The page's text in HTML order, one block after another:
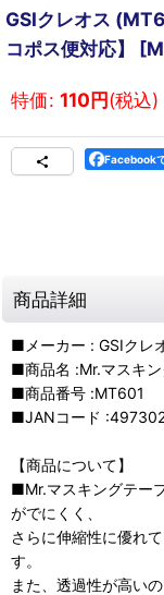
GSIクレオス
コポス便対応】 [
特価: 110円(税込)
Facebook
商品詳細
■メーカー : GSIクレ
■商品名 :Mr.マスキ
■商品番号 :MT601
■JANコード
【商品について】
■Mr.マスキングテー
がでにくく、
さらに伸縮性に優れ
す。
また、透過性が高い